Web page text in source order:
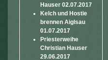
Hauser 02.07.2017
Kelch und Hostie
brennen Aiglsau
01.07.2017
Priesterweihe
Christian Hauser
29.06.2017